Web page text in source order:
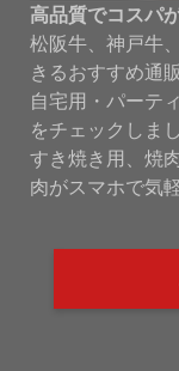
高品質でコスパ
松阪牛、神戸牛
きるおすすめ通
自宅用・パーテ
をチェックしま
すき焼き用、焼
肉がスマホで気